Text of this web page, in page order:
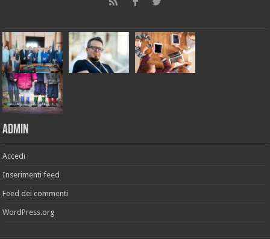
Admin
Accedi
Inserimenti feed
Feed dei commenti
WordPress.org